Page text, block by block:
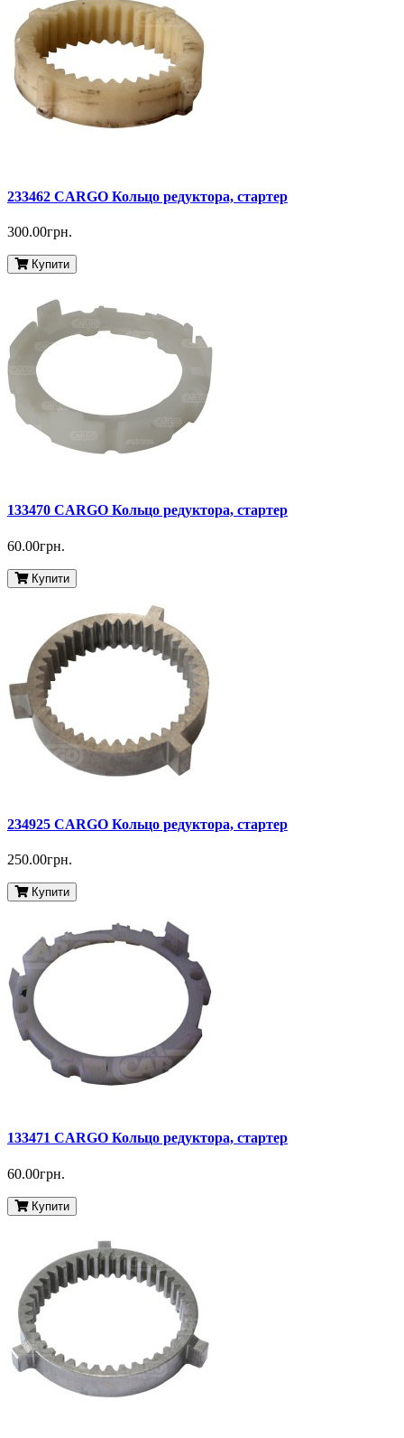
233462 CARGO Кольцо редуктора, стартер
300.00грн.
Купити
133470 CARGO Кольцо редуктора, стартер
60.00грн.
Купити
234925 CARGO Кольцо редуктора, стартер
250.00грн.
Купити
133471 CARGO Кольцо редуктора, стартер
60.00грн.
Купити